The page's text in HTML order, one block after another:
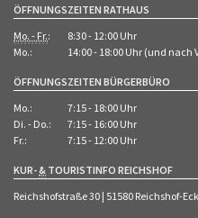
ÖFFNUNGSZEITEN RATHAUS
Mo. - Fr.:
8:30 - 12:00 Uhr
Mo.:
14:00 - 18:00 Uhr (und nach
ÖFFNUNGSZEITEN BÜRGERBÜRO
Mo.:
7:15 - 18:00 Uhr
Di. - Do.:
7:15 - 16:00 Uhr
Fr.:
7:15 - 12:00 Uhr
KUR-& TOURISTINFO REICHSHOF
Reichshofstraße 30 | 51580 Reichshof-